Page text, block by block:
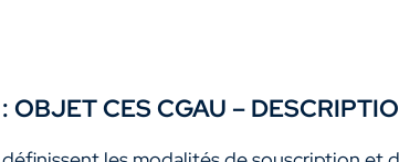
OBJET CES CGAU –